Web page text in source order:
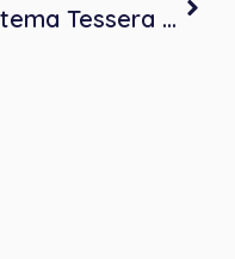
Sistema Tessera Sanitaria e 730 precompilato: trasmissione dati relativi alle prestazioni sanitarie